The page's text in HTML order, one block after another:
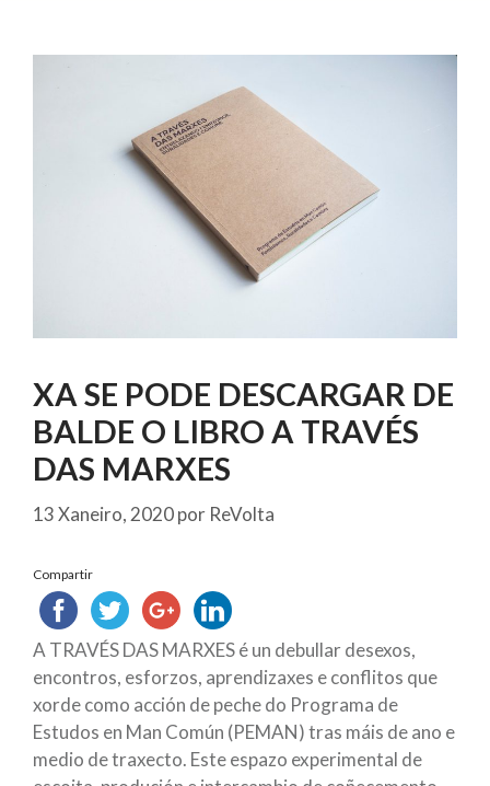
XA SE PODE DESCARGAR DE
BALDE O LIBRO A TRAVÉS
DAS MARXES
13 Xaneiro, 2020por ReVolta
Compartir
A TRAVÉS DAS MARXES é un debullar desexos,
encontros, esforzos, aprendizaxes e conflitos que
xorde como acción de peche do Programa de
Estudos en Man Común (PEMAN) tras máis de ano e
medio de traxecto. Este espazo experimental de